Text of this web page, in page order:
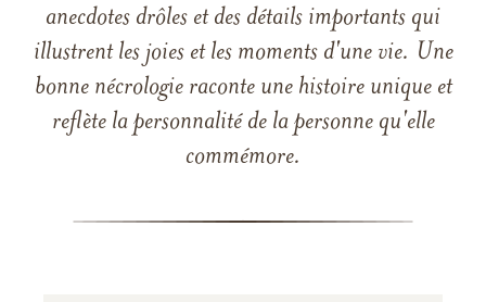
anecdotes drôles et des détails importants qui
illustrent les joies et les moments d'une vie. Une
bonne nécrologie raconte une histoire unique et
reflète la personnalité de la personne qu'elle
commémore.